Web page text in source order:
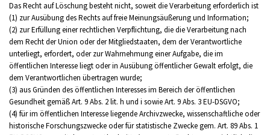
Das Recht auf Löschung besteht nicht, soweit die Verarbeitung erforderlich ist
(1) zur Ausübung des Rechts auf freie Meinungsäußerung und Information;
(2) zur Erfüllung einer rechtlichen Verpflichtung, die die Verarbeitung nach
dem Recht der Union oder der Mitgliedstaaten, dem der Verantwortliche
unterliegt, erfordert, oder zur Wahrnehmung einer Aufgabe, die im
öffentlichen Interesse liegt oder in Ausübung öffentlicher Gewalt erfolgt, die
dem Verantwortlichen übertragen wurde;
(3) aus Gründen des öffentlichen Interesses im Bereich der öffentlichen
Gesundheit gemäß Art. 9 Abs. 2 lit. h und i sowie Art. 9 Abs. 3 EU-DSGVO;
(4) für im öffentlichen Interesse liegende Archivzwecke, wissenschaftliche oder
historische Forschungszwecke oder für statistische Zwecke gem. Art. 89 Abs. 1